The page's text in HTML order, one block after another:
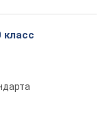
класс